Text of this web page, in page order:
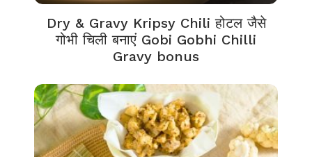
Dry & Gravy Kripsy Chili होटल जैसे
गोभी चिली बनाएं Gobi Gobhi Chilli
Gravy bonus